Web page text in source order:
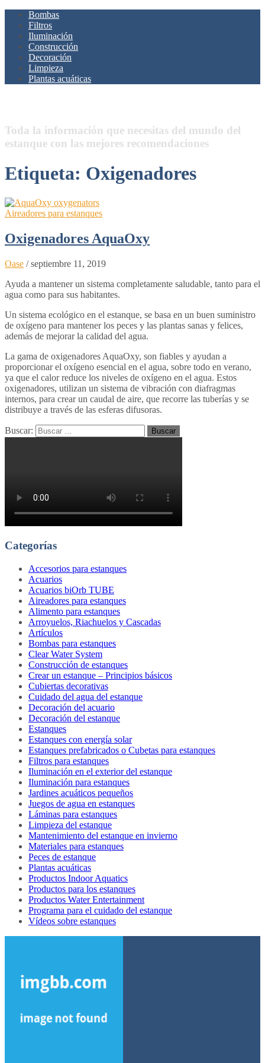
Bombas
Filtros
Iluminación
Construcción
Decoración
Limpieza
Plantas acuáticas
Toda la información que necesitas del mundo del
estanque con las mejores recomendaciones
Etiqueta: Oxigenadores
Aireadores para estanques
Oxigenadores AquaOxy
Oase /septiembre 11, 2019
Ayuda a mantener un sistema completamente saludable, tanto para el
agua como para sus habitantes.
Un sistema ecológico en el estanque, se basa en un buen suministro
de oxígeno para mantener los peces y las plantas sanas y felices,
además de mejorar la calidad del agua.
La gama de oxigenadores AquaOxy, son fiables y ayudan a
proporcionar el oxígeno esencial en el agua, sobre todo en verano,
ya que el calor reduce los niveles de oxígeno en el agua. Estos
oxigenadores, utilizan un sistema de vibración con diafragmas
internos, para crear un caudal de aire, que recorre las tuberías y se
distribuye a través de las esferas difusoras.
Buscar:
Categorías
Accesorios para estanques
Acuarios
Acuarios biOrb TUBE
Aireadores para estanques
Alimento para estanques
Arroyuelos, Riachuelos y Cascadas
Artículos
Bombas para estanques
Clear Water System
Construcción de estanques
Crear un estanque – Principios básicos
Cubiertas decorativas
Cuidado del agua del estanque
Decoración del acuario
Decoración del estanque
Estanques
Estanques con energía solar
Estanques prefabricados o Cubetas para estanques
Filtros para estanques
Iluminación en el exterior del estanque
Iluminación para estanques
Jardines acuáticos pequeños
Juegos de agua en estanques
Láminas para estanques
Limpieza del estanque
Mantenimiento del estanque en invierno
Materiales para estanques
Peces de estanque
Plantas acuáticas
Productos Indoor Aquatics
Productos para los estanques
Productos Water Entertainment
Programa para el cuidado del estanque
Vídeos sobre estanques